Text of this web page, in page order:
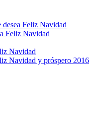
Feliz Navidad
Feliz Navidad
Navidad
Navidad y próspero 2016